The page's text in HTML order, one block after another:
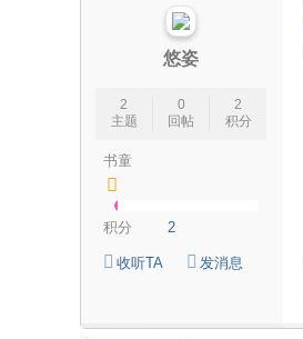
悠姿
2
主题
0
回帖
2
积分
书童
积分 2
收听TA 发消息